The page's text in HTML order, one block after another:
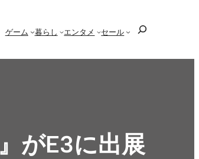
ゲーム 暮らし エンタメ セール
がE3に出展